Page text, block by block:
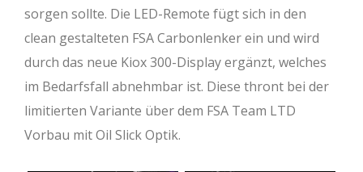
sorgen sollte. Die LED-Remote fügt sich in den
clean gestalteten FSA Carbonlenker ein und wird
durch das neue Kiox 300-Display ergänzt, welches
im Bedarfsfall abnehmbar ist. Diese thront bei der
limitierten Variante über dem FSA Team LTD
Vorbau mit Oil Slick Optik.